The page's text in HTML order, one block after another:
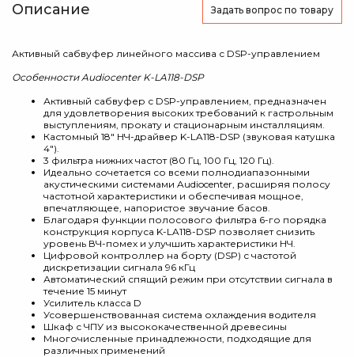
Описание Задать вопрос по товару
Активный сабвуфер линейного массива с DSP-управлением
Особенности Audiocenter K-LA118-DSP
Активный сабвуфер с DSP-управлением, предназначен
для удовлетворения высоких требований к гастрольным
выступлениям, прокату и стационарным инсталляциям.
Кастомный 18" НЧ-драйвер K-LA118-DSP (звуковая катушка
4″).
3 фильтра нижних частот (80 Гц, 100 Гц, 120 Гц).
Идеально сочетается со всеми полнодиапазонными
акустическими системами Audiocenter, расширяя полосу
частотной характеристики и обеспечивая мощное,
впечатляющее, напористое звучание басов.
Благодаря функции полосового фильтра 6-го порядка
конструкция корпуса K-LA118-DSP позволяет снизить
уровень ВЧ-помех и улучшить характеристики НЧ.
Цифровой контроллер на борту (DSP) с частотой
дискретизации сигнала 96 кГц
Автоматический спящий режим при отсутствии сигнала в
течение 15 минут
Усилитель класса D
Усовершенствованная система охлаждения водителя
Шкаф с ЧПУ из высококачественной древесины
Многочисленные принадлежности, подходящие для
различных применений